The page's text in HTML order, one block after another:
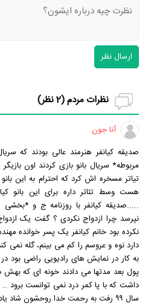
ارسال نظر
نظرات مردم (2نظر)
آنا جون
صدیقه کیانفر هنرمند عالی بودند که
مربوطه* سریال بانو بازی کردند اون
تیاتر مسخره اش کرد که احترام به این
هست وسط تئاتر داره برای این بانو
.....صدیقه کیانفر با روزنامه ج و *بخشی
نپرسد چرا ازدواج نکردی ؟ گفت یک
نکرده بود خانم کیانفر یک پسر خوانده
دارد نوه و عروسم را کم می بینم، گله
به کار در نمایش های رادیویی راضی بود
پول بعد مدتها می دادند خونه ای که بهش
سال ۹۹ رفت به رحمت خدا روحشون شاد یادش گرامی